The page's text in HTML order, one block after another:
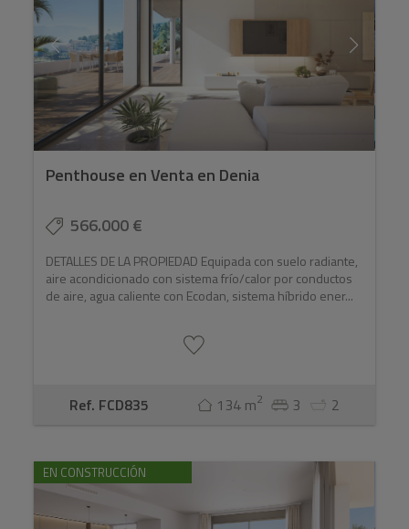
Penthouse en Venta en Denia
566.000 €
DETALLES DE LA PROPIEDAD Equipada con suelo radiante,
aire acondicionado con sistema frío/calor por conductos
de aire, agua caliente con Ecodan, sistema híbrido ener...
Ref. FCD835 134 m2 3 2
EN CONSTRUCCIÓN